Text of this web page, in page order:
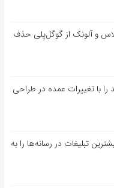
و آلونک از گوگل‌پلی حذف
را با تغییرات عمده در طراحی
تبلیغات در رسانه‌ها را به